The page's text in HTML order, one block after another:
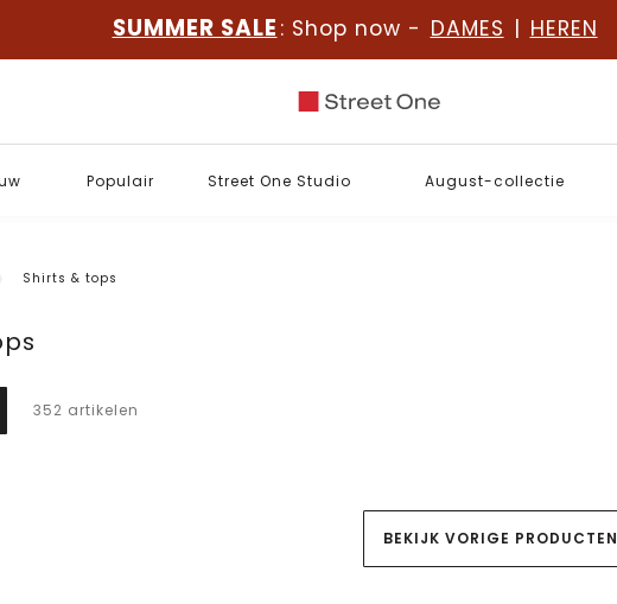
SUMMER SALE : Shop now - DAMES | HEREN
Populair Street One Studio August-collectie
Shirts & tops
352 artikelen
BEKIJK VORIGE PRODUCTEN